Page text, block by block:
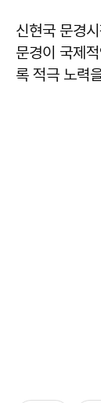
신현국 문경
문경이 국제
록 적극 노력